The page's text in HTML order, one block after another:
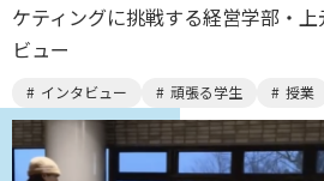
ケティングに挑戦する経営学部・
ビュー
インタビュー 頑張る学生 授業